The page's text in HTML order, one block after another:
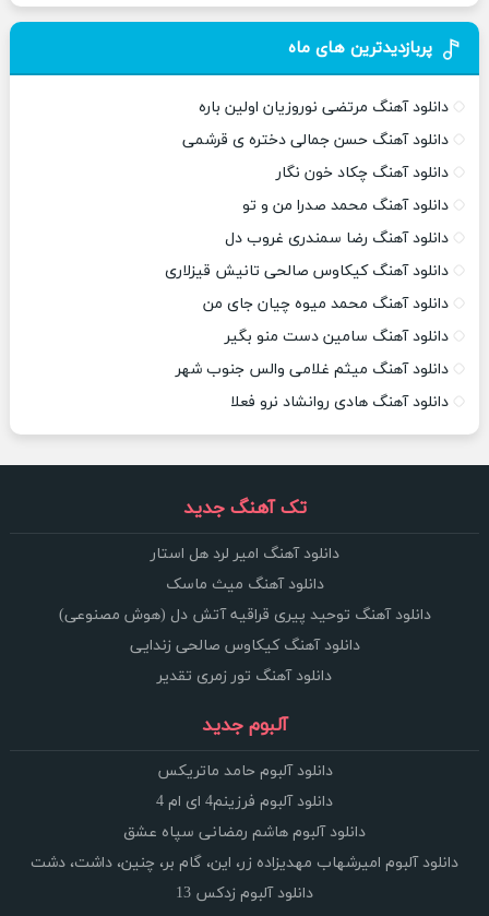
پربازدیدترین های ماه
دانلود آهنگ مرتضی نوروزیان اولین باره
دانلود آهنگ حسن جمالی دختره ی قرشمی
دانلود آهنگ چکاد خون نگار
دانلود آهنگ محمد صدرا من و تو
دانلود آهنگ رضا سمندری غروب دل
دانلود آهنگ کیکاوس صالحی تانیش قیزلاری
دانلود آهنگ محمد میوه چیان جای من
دانلود آهنگ سامین دست منو بگیر
دانلود آهنگ میثم غلامی والس جنوب شهر
دانلود آهنگ هادی روانشاد نرو فعلا
تک آهنگ جدید
دانلود آهنگ امیر لرد هل استار
دانلود آهنگ میث ماسک
دانلود آهنگ توحید پیری قراقیه آتش دل (هوش مصنوعی)
دانلود آهنگ کیکاوس صالحی زندایی
دانلود آهنگ تور زمری تقدیر
آلبوم جدید
دانلود آلبوم حامد ماتریکس
دانلود آلبوم فرزینم4 ای ام 4
دانلود آلبوم هاشم رمضانی سپاه عشق
دانلود آلبوم امیرشهاب مهدیزاده زر، این، گام بر، چنین، داشت، دشت
دانلود آلبوم زدکس 13